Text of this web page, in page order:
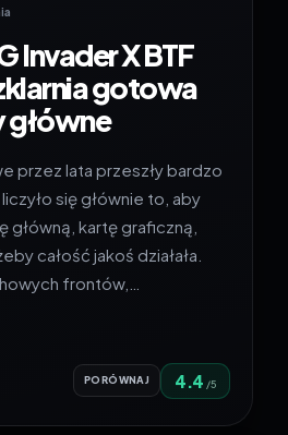
Invader X BTF
gotowa
główne
przez lata przeszły bardzo
się głównie to, aby
główną, kartę graficzną,
całość jakoś działała.
frontów,…
PORÓWNAJ 4.4 /5